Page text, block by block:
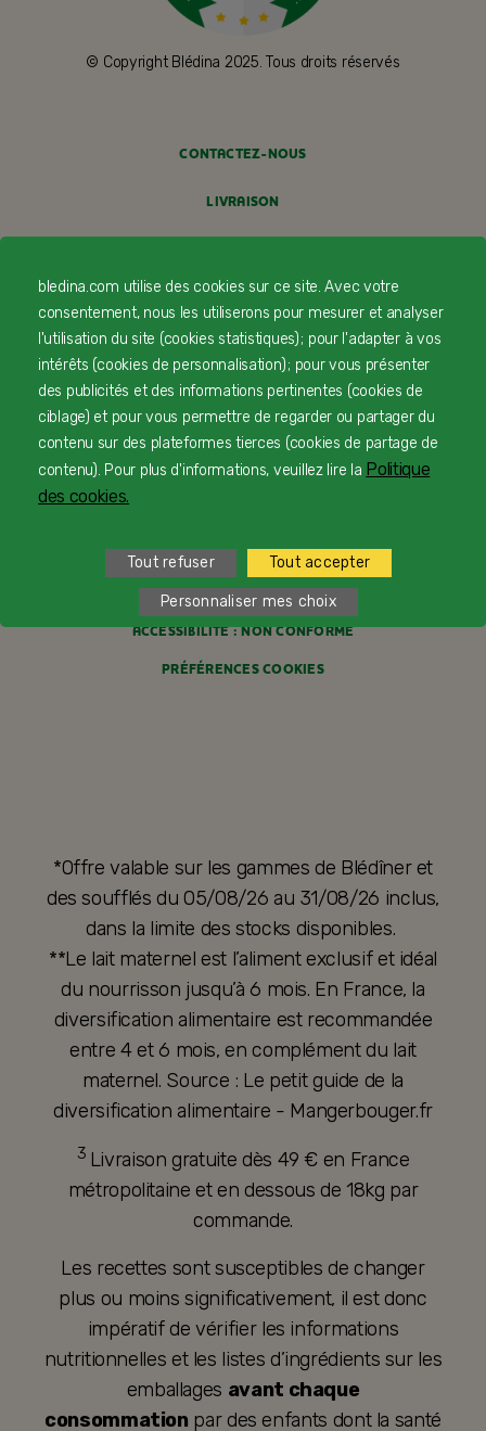
© Copyright Blédina 2025. Tous droits réservés
CONTACTEZ-NOUS
LIVRAISON
FAQ
MENTIONS LÉGALES
POLITIQUE COOKIES
FORMULAIRE DE RÉTRACTATION
ACCESSIBILITÉ : NON CONFORME
PRÉFÉRENCES COOKIES
*Offre valable sur les gammes de Blédîner et
des soufflés du 05/08/26 au 31/08/26 inclus,
dans la limite des stocks disponibles.
**Le lait maternel est l’aliment exclusif et idéal
du nourrisson jusqu’à 6 mois. En France, la
diversification alimentaire est recommandée
entre 4 et 6 mois, en complément du lait
maternel. Source : Le petit guide de la
diversification alimentaire - Mangerbouger.fr
3 Livraison gratuite dès 49 € en France
métropolitaine et en dessous de 18kg par
commande.
Les recettes sont susceptibles de changer
plus ou moins significativement, il est donc
impératif de vérifier les informations
nutritionnelles et les listes d’ingrédients sur les
emballages avant chaque
consommation par des enfants dont la santé
bledina.com utilise des cookies sur ce site. Avec votre
consentement, nous les utiliserons pour mesurer et analyser
l'utilisation du site (cookies statistiques) ; pour l'adapter à vos
intérêts (cookies de personnalisation) ; pour vous présenter
des publicités et des informations pertinentes (cookies de
ciblage) et pour vous permettre de regarder ou partager du
contenu sur des plateformes tierces (cookies de partage de
contenu). Pour plus d'informations, veuillez lire la Politique
des cookies.
Tout refuser Tout accepter
Personnaliser mes choix